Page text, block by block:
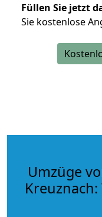
Füllen Sie jetzt
Sie kostenlose
Umzüge